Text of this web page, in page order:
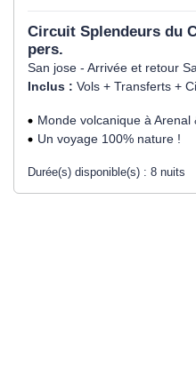
Circuit Splendeurs du
pers.
San jose - Arrivée et retour
Inclus : Vols + Transferts +
Monde volcanique à Arenal
Un voyage 100% nature !
Durée(s) disponible(s) : 8 nuits